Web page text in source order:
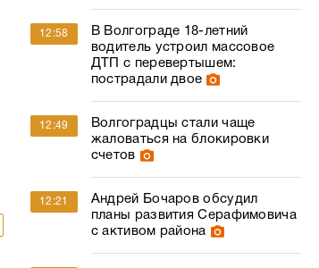
12:58
В Волгограде 18-летний
водитель устроил массовое
ДТП с перевертышем:
пострадали двое
12:49
Волгоградцы стали чаще
жаловаться на блокировки
счетов
12:21
Андрей Бочаров обсудил
планы развития Серафимовича
с активом района